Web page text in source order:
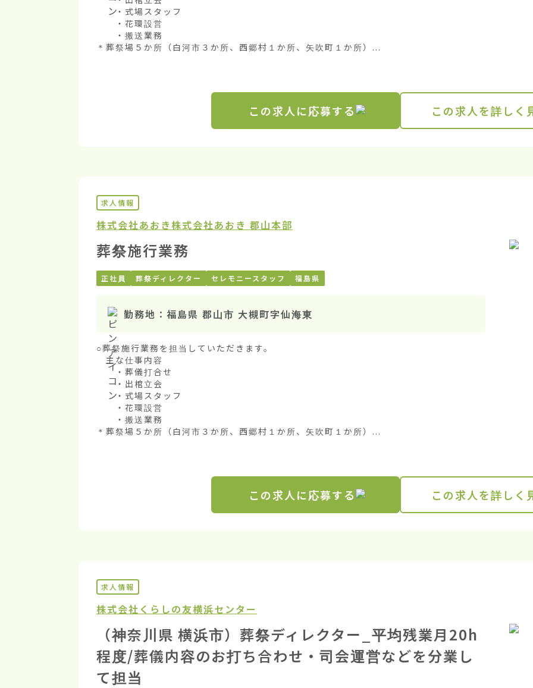
・式場スタッフ
・花環設営
・搬送業務
＊葬祭場５か所（白河市３か所、西郷村１か所、矢吹町１か所）...
この求人に応募する この求人を詳しく
求人情報
株式会社あおき株式会社あおき 郡山本部
葬祭施行業務
正社員 葬祭ディレクター セレモニースタッフ 福島県
勤務地： 福島県 郡山市 大槻町字仙海東
○葬祭施行業務を担当していただきます。
主な仕事内容
・葬儀打合せ
・出棺立会
・式場スタッフ
・花環設営
・搬送業務
＊葬祭場５か所（白河市３か所、西郷村１か所、矢吹町１か所）...
この求人に応募する この求人を詳しく
求人情報
株式会社くらしの友横浜センター
（神奈川県 横浜市）葬祭ディレクター_平均残業月20h
程度/葬儀内容のお打ち合わせ・司会運営などを分業し
て担当